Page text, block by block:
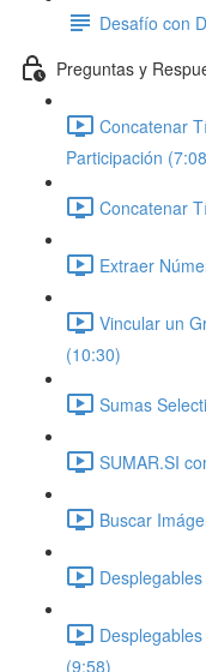
Desafío con
Preguntas y
Concatenar
Participación
Concatenar
Extraer
Vincular un
(10:30)
Sumas
SUMAR.SI
Buscar
(9:58)